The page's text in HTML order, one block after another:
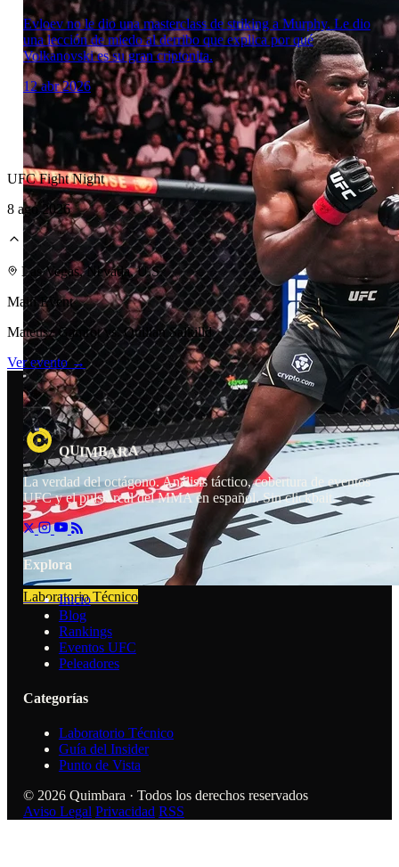
Laboratorio Técnico
Laboratorio Técnico
Evloev no le dio una masterclass de striking a Murphy. Le dio
una lección de miedo al derribo que explica por qué
Volkanovski es su gran criptonita.
12 abr 2026
UFC Fight Night
8 ago 2026
Las Vegas, Nevada, U.S.
Main Event
Mateusz Gamrot vs. Quillan Salkilld
Ver evento →
QUIMBARA
La verdad del octágono. Análisis táctico, cobertura de eventos
UFC y el pulso real del MMA en español. Sin clickbait.
Explora
Inicio
Blog
Rankings
Eventos UFC
Peleadores
Categorías
Laboratorio Técnico
Guía del Insider
Punto de Vista
© 2026 Quimbara · Todos los derechos reservados
Aviso Legal Privacidad RSS